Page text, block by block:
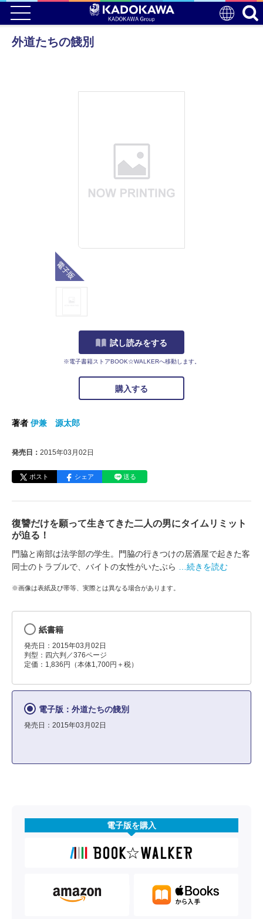
外道たちの餞別
試し読みをする
※電子書籍ストアBOOK☆WALKERへ移動します。
購入する
著者 伊兼 源太郎
発売日： 2015年03月02日
ポスト シェア 送る
復讐だけを願って生きてきた二人の男にタイムリミット
が迫る！
門脇と南部は法学部の学生。門脇の行きつけの居酒屋で起きた客
同士のトラブルで、バイトの女性がいたぶら
…続きを読む
※画像は表紙及び帯等、実際とは異なる場合があります。
紙書籍
発売日：2015年03月02日
判型：四六判／376ページ
定価：1,836円（本体1,700円＋税）
電子版：外道たちの餞別
発売日：2015年03月02日
電子版を購入